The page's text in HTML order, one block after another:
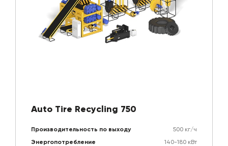
Auto Tire Recycling 750
Производительность по выходу
500 кг/ч
Энергопотребление
140-180 кВт